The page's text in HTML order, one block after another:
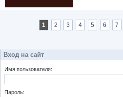
1 2 3 4 5 6 7
Вход на сайт
Имя пользователя:
Пароль: